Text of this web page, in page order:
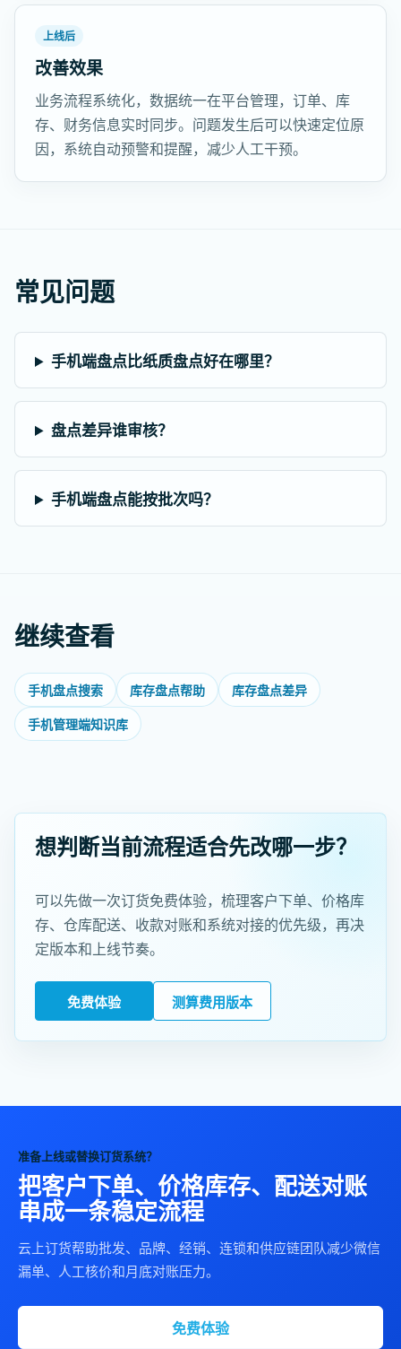
上线后
改善效果
业务流程系统化，数据统一在平台管理，订单、库
存、财务信息实时同步。问题发生后可以快速定位原
因，系统自动预警和提醒，减少人工干预。
常见问题
手机端盘点比纸质盘点好在哪里？
盘点差异谁审核？
手机端盘点能按批次吗？
继续查看
手机盘点搜索 库存盘点帮助
库存盘点差异
手机管理端知识库
想判断当前流程适合先改哪一步？
可以先做一次订货免费体验，梳理客户下单、价格库
存、仓库配送、收款对账和系统对接的优先级，再决
定版本和上线节奏。
免费体验 测算费用版本
准备上线或替换订货系统？
把客户下单、价格库存、配送对账
串成一条稳定流程
云上订货帮助批发、品牌、经销、连锁和供应链团队减少微信
漏单、人工核价和月底对账压力。
免费体验